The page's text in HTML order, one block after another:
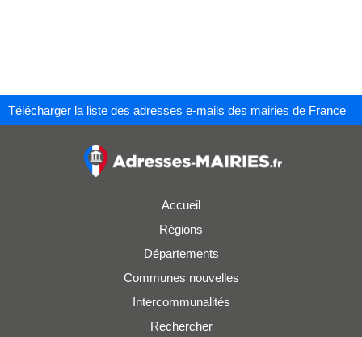
Télécharger la liste des adresses e-mails des mairies de France
Accueil
Régions
Départements
Communes nouvelles
Intercommunalités
Rechercher